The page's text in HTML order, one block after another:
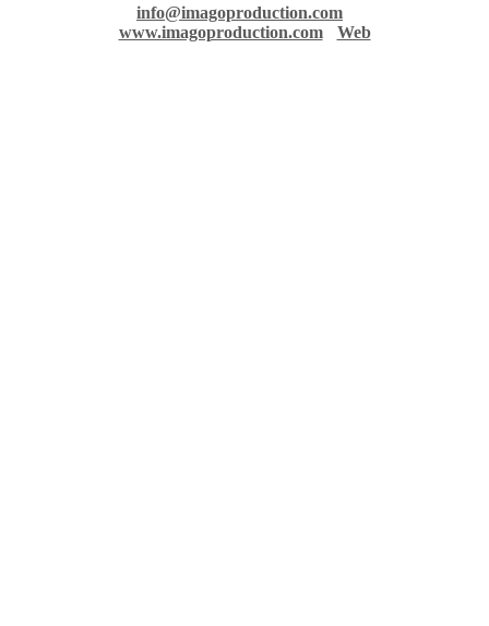
info@imagoproduction.com
www.imagoproduction.com- Web